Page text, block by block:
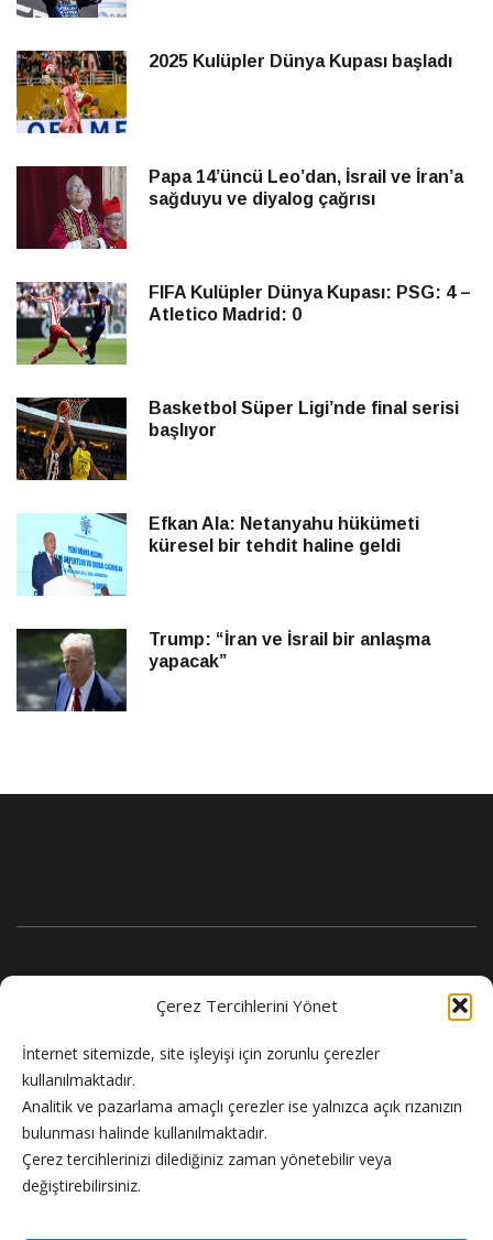
Çerez Tercihlerini Yönet
İnternet sitemizde, site işleyişi için zorunlu çerezler
kullanılmaktadır.
Analitik ve pazarlama amaçlı çerezler ise yalnızca açık rızanızın
bulunması halinde kullanılmaktadır.
Çerez tercihlerinizi dilediğiniz zaman yönetebilir veya
değiştirebilirsiniz.
2025 Kulüpler Dünya Kupası başladı
Papa 14’üncü Leo’dan, İsrail ve İran’a
sağduyu ve diyalog çağrısı
FIFA Kulüpler Dünya Kupası: PSG: 4 –
Atletico Madrid: 0
Basketbol Süper Ligi’nde final serisi
başlıyor
Efkan Ala: Netanyahu hükümeti
küresel bir tehdit haline geldi
Trump: “İran ve İsrail bir anlaşma
yapacak”
Flash Haber doğru ve güncel haber sitesi.